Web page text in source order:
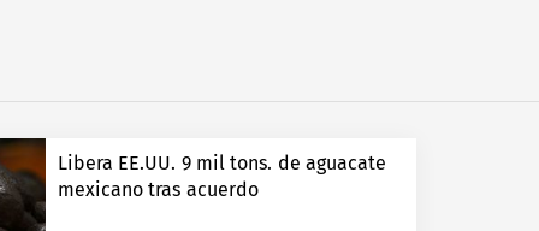
Libera EE.UU. 9 mil tons. de aguacate
mexicano tras acuerdo